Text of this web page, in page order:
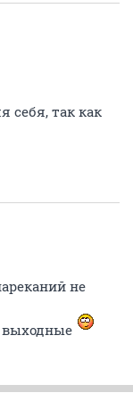
поживете и
я думаю
покупал в
быстро...